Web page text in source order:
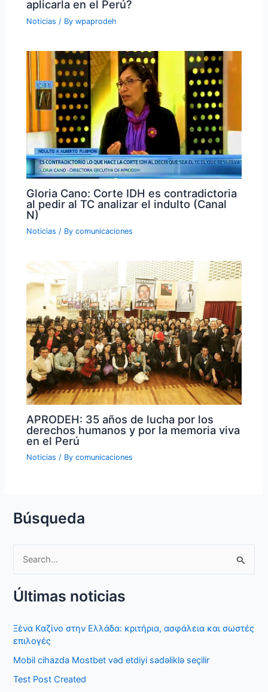
aplicarla en el Perú?
Noticias / Bywpaprodeh
Gloria Cano: Corte IDH es contradictoria
al pedir al TC analizar el indulto (Canal
N)
Noticias / Bycomunicaciones
APRODEH: 35 años de lucha por los
derechos humanos y por la memoria viva
en el Perú
Noticias / Bycomunicaciones
Búsqueda
a
c
f
o
Últimas noticias
Ξένα Καζίνο στην Ελλάδα: κριτήρια, ασφάλεια και σωστές
επιλογές
Mobil cihazda Mostbet vəd etdiyi sadəliklə seçilir
Test Post Created